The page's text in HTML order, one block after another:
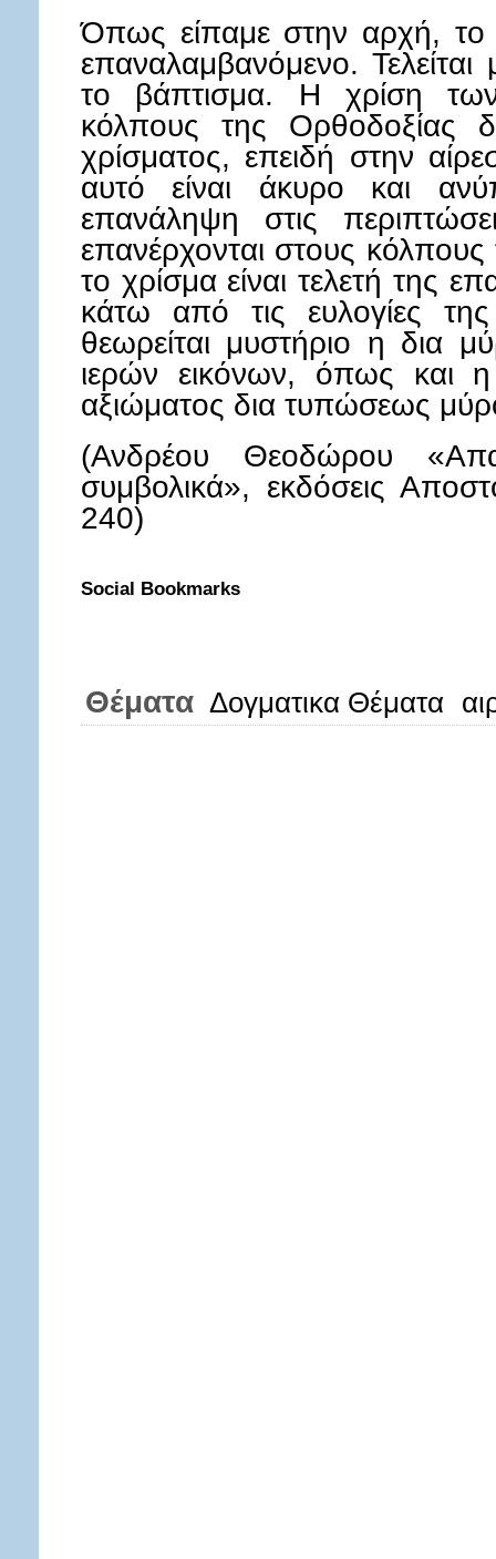
Όπως είπαμε στην αρχή, το
επαναλαμβανόμενο.
το βάπτισμα. Η χρίση
κόλπους της Ορθοδοξίας
χρίσματος, επειδή στην
αυτό είναι άκυρο και
επανάληψη στις
επανέρχονται στους
το χρίσμα είναι τελετή της
κάτω από τις ευλογίες
θεωρείται μυστήριο η δια
ιερών εικόνων, όπως και η
αξιώματος δια τυπώσεως
(Ανδρέου Θεοδώρου
συμβολικά», εκδόσεις
240)
Social Bookmarks
Θέματα Δογματικα Θέματα